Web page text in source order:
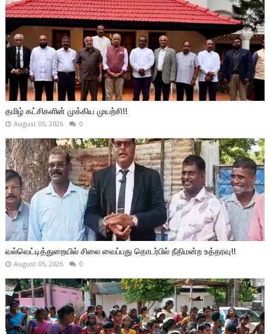
தமிழ் கட்சிகளின் முக்கிய முயற்சி!!
August 05, 2026 0
வல்வெட்டித்துறையில் சிலை வைப்பது தொடர்பில் நீதிமன்ற உத்தரவு!!
August 05, 2026 0